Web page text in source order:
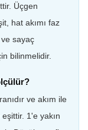
Üçgen
hat akımı faz
ve sayaç
bilinmelidir.
ve akım ile
1'e yakın